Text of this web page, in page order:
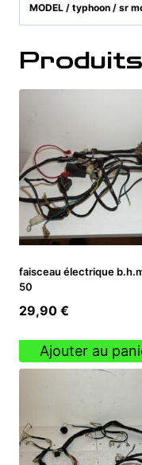
MODEL / typhoon / sr
faisceau électrique
50
29,90 €
Ajouter au